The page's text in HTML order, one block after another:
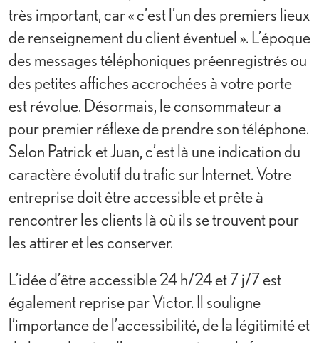
très important, car « c’est l’un des premiers lieux
de renseignement du client éventuel ». L’époque
des messages téléphoniques préenregistrés ou
des petites affiches accrochées à votre porte
est révolue. Désormais, le consommateur a
pour premier réflexe de prendre son téléphone.
Selon Patrick et Juan, c’est là une indication du
caractère évolutif du trafic sur Internet. Votre
entreprise doit être accessible et prête à
rencontrer les clients là où ils se trouvent pour
les attirer et les conserver.
L’idée d’être accessible 24 h/24 et 7 j/7 est
également reprise par Victor. Il souligne
l’importance de l’accessibilité, de la légitimité et